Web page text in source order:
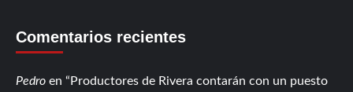
Comentarios recientes
Pedro en
Productores de Rivera contarán con un puesto